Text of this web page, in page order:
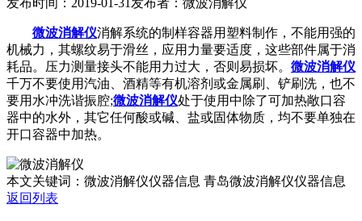
发布时间：2019-01-31 发布者：微波消解仪
微波消解仪消解系统的制样容器用塑料制作，不能用强的
机械力，其螺纹易于滑丝，应用力量要适度，这些部件属于消
耗品。压力测量接头不能用力过大，否则易损坏。 微波消解仪
千万不要使用汽油、酒精等有机溶剂或金属刷、铲刷洗，也不
要用水冲洗谐振腔;微波消解仪处于使用中除了可加热敞口容
器中的水外，其它任何酸或碱、盐或固体物质，均不要单独在
开口容器中加热。
本文关键词：微波消解仪仪器信息 青岛微波消解仪仪器信息
返回列表